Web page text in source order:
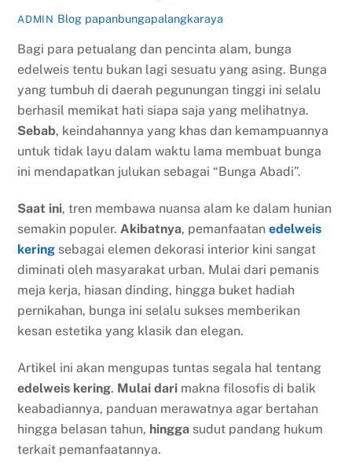
ADMIN Blog papanbungapalangkaraya
Bagi para petualang dan pencinta alam, bunga
edelweis tentu bukan lagi sesuatu yang asing. Bunga
yang tumbuh di daerah pegunungan tinggi ini selalu
berhasil memikat hati siapa saja yang melihatnya.
Sebab, keindahannya yang khas dan kemampuannya
untuk tidak layu dalam waktu lama membuat bunga
ini mendapatkan julukan sebagai “Bunga Abadi”.
Saat ini, tren membawa nuansa alam ke dalam hunian
semakin populer.Akibatnya, pemanfaatanedelweis
kering sebagai elemen dekorasi interior kini sangat
diminati oleh masyarakat urban. Mulai dari pemanis
meja kerja, hiasan dinding, hingga buket hadiah
pernikahan, bunga ini selalu sukses memberikan
kesan estetika yang klasik dan elegan.
Artikel ini akan mengupas tuntas segala hal tentang
edelweis kering. Mulai dari makna filosofis di balik
keabadiannya, panduan merawatnya agar bertahan
hingga belasan tahun, hingga sudut pandang hukum
terkait pemanfaatannya.